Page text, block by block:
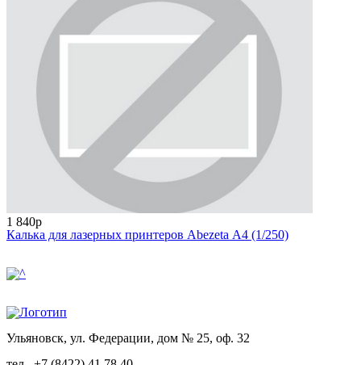
1 840р
Калька для лазерных принтеров Abezeta А4 (1/250)
Ульяновск, ул. Федерации, дом № 25, оф. 32